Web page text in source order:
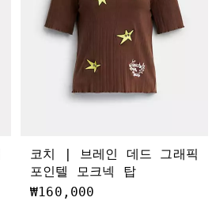
코치 | 브레인 데드 그래픽
포인텔 모크넥 탑
₩160,000